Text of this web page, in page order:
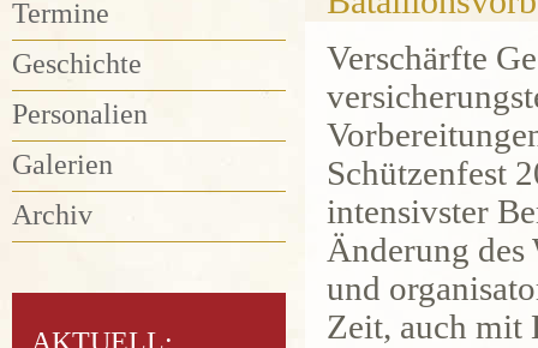
Termine
Geschichte
Personalien
Galerien
Archiv
Verschärfte
Schützenfest
intensivster
Änderung
und
Zeit, auch mit